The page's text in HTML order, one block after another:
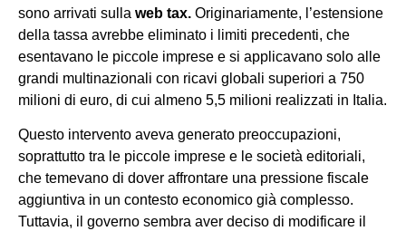
sono arrivati sulla web tax. Originariamente, l’estensione
della tassa avrebbe eliminato i limiti precedenti, che
esentavano le piccole imprese e si applicavano solo alle
grandi multinazionali con ricavi globali superiori a 750
milioni di euro, di cui almeno 5,5 milioni realizzati in Italia.
Questo intervento aveva generato preoccupazioni,
soprattutto tra le piccole imprese e le società editoriali,
che temevano di dover affrontare una pressione fiscale
aggiuntiva in un contesto economico già complesso.
Tuttavia, il governo sembra aver deciso di modificare il